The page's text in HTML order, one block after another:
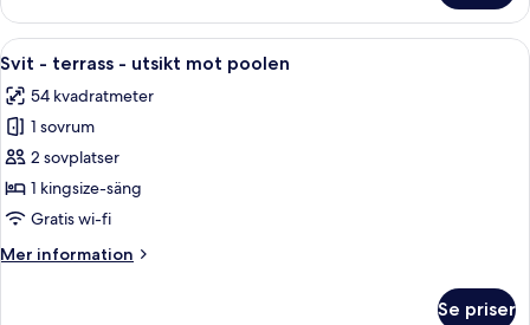
studiosvit
terrass
bottenvåning
Öppna
alla
foton
för
Svit
-
terrass
utsikt
En avspärrning med ett rep och en
9
Svit - terrass - utsikt mot poolen
54 kvadratmeter
1 sovrum
2 sovplatser
1 kingsize-säng
Gratis wi-fi
Mer information
Mer
Se priser